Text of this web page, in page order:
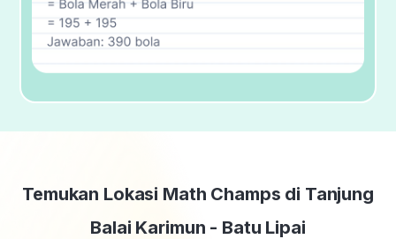
Temukan Lokasi Math Champs di Tanjung
Balai Karimun - Batu Lipai